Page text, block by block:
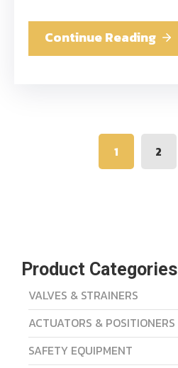
Continue Reading
1 2
Product Categories
VALVES & STRAINERS
ACTUATORS & POSITIONERS
SAFETY EQUIPMENT